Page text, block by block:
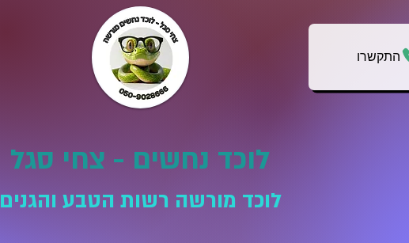
התקשרו
לוכד נחשים - צחי סגל
לוכד מורשה רשות הטבע והגנים